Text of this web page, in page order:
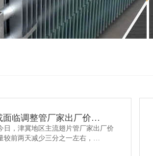
面临调整管厂家出厂价…
日，津冀地区主流翅片管厂家出厂价
较前两天减少三分之一左右，…